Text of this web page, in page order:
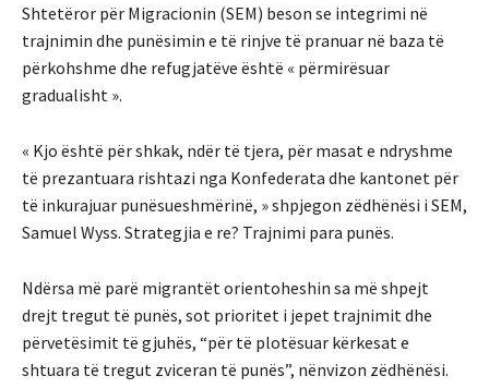
Shtetëror për Migracionin (SEM) beson se integrimi në
trajnimin dhe punësimin e të rinjve të pranuar në baza të
përkohshme dhe refugjatëve është « përmirësuar
gradualisht ».
« Kjo është për shkak, ndër të tjera, për masat e ndryshme
të prezantuara rishtazi nga Konfederata dhe kantonet për
të inkurajuar punësueshmërinë, » shpjegon zëdhënësi i SEM,
Samuel Wyss. Strategjia e re? Trajnimi para punës.
Ndërsa më parë migrantët orientoheshin sa më shpejt
drejt tregut të punës, sot prioritet i jepet trajnimit dhe
përvetësimit të gjuhës, “për të plotësuar kërkesat e
shtuara të tregut zviceran të punës”, nënvizon zëdhënësi.